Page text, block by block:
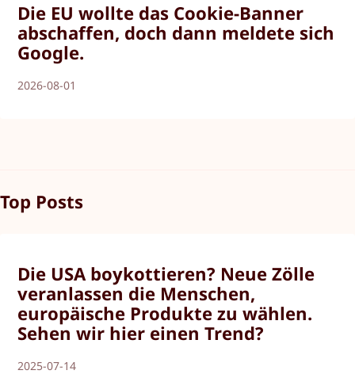
Die EU wollte das Cookie-Banner
abschaffen, doch dann meldete sich
Google.
2026-08-01
Top Posts
Die USA boykottieren? Neue Zölle
veranlassen die Menschen,
europäische Produkte zu wählen.
Sehen wir hier einen Trend?
2025-07-14